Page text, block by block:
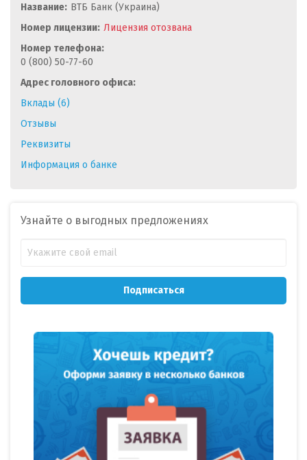
Название: ВТБ Банк (Украина)
Номер лицензии: Лицензия отозвана
Номер телефона:
0 (800) 50-77-60
Адрес головного офиса:
Вклады (6)
Отзывы
Реквизиты
Информация о банке
Узнайте о выгодных предложениях
Подписаться